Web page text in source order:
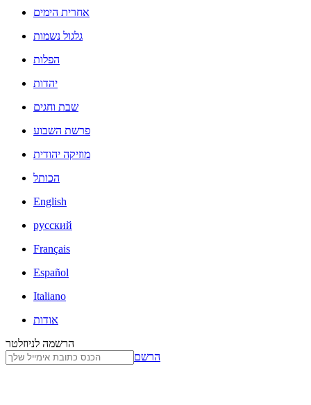
אחרית הימים
גלגול נשמות
הפלות
יהדות
שבת וחגים
פרשת השבוע
מוזיקה יהודית
הכותל
English
русский
Français
Español
Italiano
אודות
הרשמה לניוזלטר
הרשם